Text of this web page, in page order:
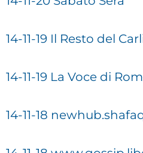
14-11-19 Il Resto del
14-11-19 La Voce di
14-11-18